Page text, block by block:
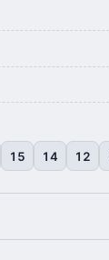
15 14 12